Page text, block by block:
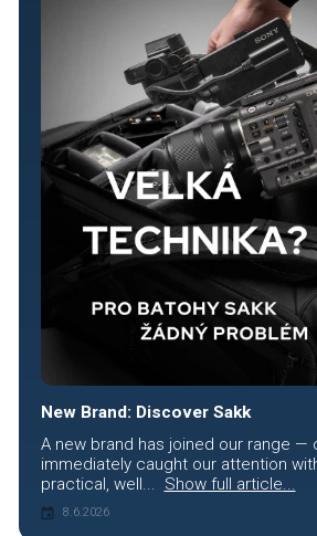
New Brand: Discover Sakk
A new brand has joined our range —
immediately caught our attention
practical, well... Show full article...
8.6.2026